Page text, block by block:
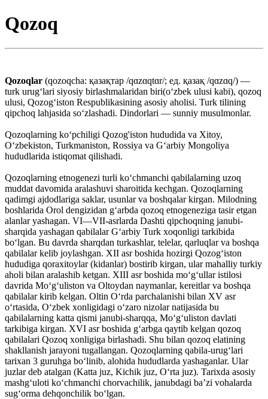
Qozoq
Qozoqlar (qozoqcha: қазақтар /qɑzɑqtɑr/; ед. қазақ /qɑzɑq/) —
turk urugʻlari siyosiy birlashmalaridan biri(o‘zbek ulusi kabi), qozoq
ulusi, Qozogʻiston Respublikasining asosiy aholisi. Turk tilining
qipchoq lahjasida soʻzlashadi. Dindorlari — sunniy musulmonlar.
Qozoqlarning koʻpchiligi Qozog'iston hududida va Xitoy,
Oʻzbekiston, Turkmaniston, Rossiya va Gʻarbiy Mongoliya
hududlarida istiqomat qilishadi.
Qozoqlarning etnogenezi turli koʻchmanchi qabilalarning uzoq
muddat davomida aralashuvi sharoitida kechgan. Qozoqlarning
qadimgi ajdodlariga saklar, usunlar va boshqalar kirgan. Milodning
boshlarida Orol dengizidan gʻarbda qozoq etnogeneziga tasir etgan
alanlar yashagan. VI—VII-asrlarda Dashti qipchoqning janubi-
sharqida yashagan qabilalar Gʻarbiy Turk xoqonligi tarkibida
boʻlgan. Bu davrda sharqdan turkashlar, telelar, qarluqlar va boshqa
qabilalar kelib joylashgan. XII asr boshida hozirgi Qozogʻiston
hududiga qoraxitoylar (kidanlar) bostirib kirgan, ular mahalliy turkiy
aholi bilan aralashib ketgan. XIII asr boshida moʻgʻullar istilosi
davrida Moʻgʻuliston va Oltoydan naymanlar, kereitlar va boshqa
qabilalar kirib kelgan. Oltin Oʻrda parchalanishi bilan XV asr
oʻrtasida, Oʻzbek xonligidagi oʻzaro nizolar natijasida bu
qabilalarning katta qismi janubi-sharqqa, Moʻgʻuliston davlati
tarkibiga kirgan. XVI asr boshida gʻarbga qaytib kelgan qozoq
qabilalari Qozoq xonligiga birlashadi. Shu bilan qozoq elatining
shakllanish jarayoni tugallangan. Qozoqlarning qabila-urugʻlari
tarixan 3 guruhga boʻlinib, alohida hududlarda yashaganlar. Ular
juzlar deb atalgan (Katta juz, Kichik juz, Oʻrta juz). Tarixda asosiy
mashgʻuloti koʻchmanchi chorvachilik, janubdagi baʼzi vohalarda
sugʻorma dehqonchilik boʻlgan.